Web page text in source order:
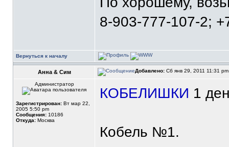
8-903-777-107-2;
Вернуться к началу
Анна & Сим Добавлено: Сб янв 29, 2011 11:31
Администратор
Зарегистрирован: Вт мар 22,
2005 5:50 pm
Сообщения: 10186
Откуда: Москва
КОБЕЛИШКИ 1
Кобель №1.